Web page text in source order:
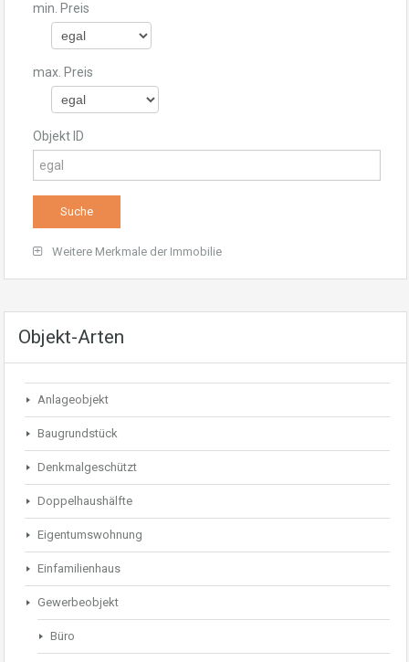
min. Preis
max. Preis
Objekt ID
Weitere Merkmale der Immobilie
Objekt-Arten
Anlageobjekt
Baugrundstück
Denkmalgeschützt
Doppelhaushälfte
Eigentumswohnung
Einfamilienhaus
Gewerbeobjekt
Büro